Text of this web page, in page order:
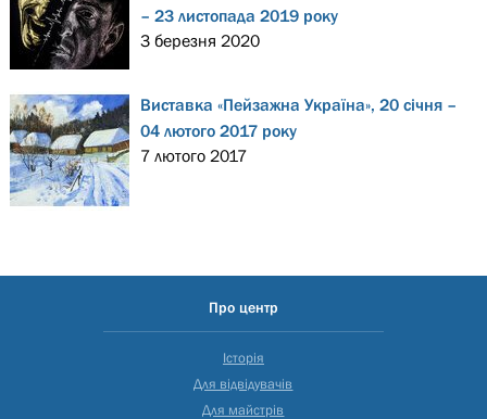
– 23 листопада 2019 року
3 березня 2020
Виставка «Пейзажна Україна», 20 січня –
04 лютого 2017 року
7 лютого 2017
Про центр
Історія
Для відвідувачів
Для майстрів